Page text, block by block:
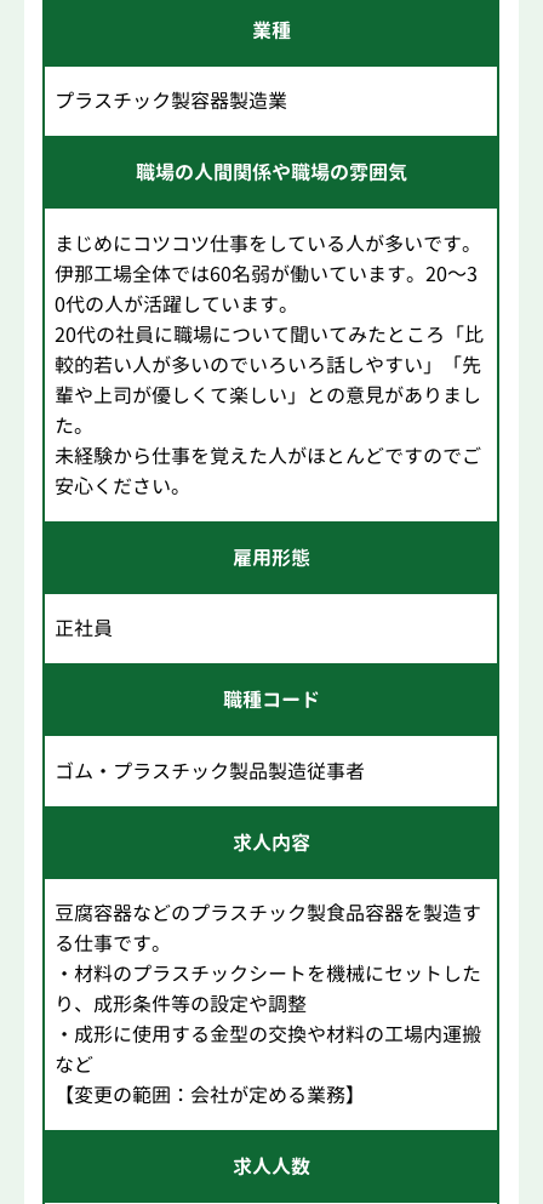
業種
プラスチック製容器製造業
職場の人間関係や職場の雰囲気
まじめにコツコツ仕事をしている人が多いです。
伊那工場全体では60名弱が働いています。20～3
0代の人が活躍しています。
20代の社員に職場について聞いてみたところ「比
較的若い人が多いのでいろいろ話しやすい」「先
輩や上司が優しくて楽しい」との意見がありまし
た。
未経験から仕事を覚えた人がほとんどですのでご
安心ください。
雇用形態
正社員
職種コード
ゴム・プラスチック製品製造従事者
求人内容
豆腐容器などのプラスチック製食品容器を製造す
る仕事です。
・材料のプラスチックシートを機械にセットした
り、成形条件等の設定や調整
・成形に使用する金型の交換や材料の工場内運搬
など
【変更の範囲：会社が定める業務】
求人人数